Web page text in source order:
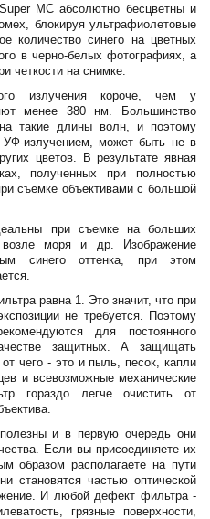
MC абсолютно бесцветны и
блокируя ультрафиолетовые
количество синего на цветных
в черно-белых фотографиях, а
четкости на снимке.
излучения короче, чем у
менее 380 нм. Большинство
на такие длины волн, и поэтому
УФ-излучением, может быть не в
цветов. В результате явная
полученных при полностью
съемке объективами с большой
при съемке на больших
моря и др. Изображение
синего оттенка, при этом
равна 1. Это значит, что при
не требуется. Поэтому
для постоянного
защитных. А защищать
чего - это и пыль, песок, капли
и всевозможные механические
гораздо легче очистить от
и в первую очередь они
Если вы присоединяете их
образом располагаете на пути
становятся частью оптической
И любой дефект фильтра -
грязные поверхности,